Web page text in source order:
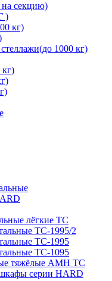
секцию)
)
кг)
1000 кг)
кг)
лёгкие ТС
ТС-1995/2
TC-1995
TC-1095
тяжёлые AMH TC
серии HARD